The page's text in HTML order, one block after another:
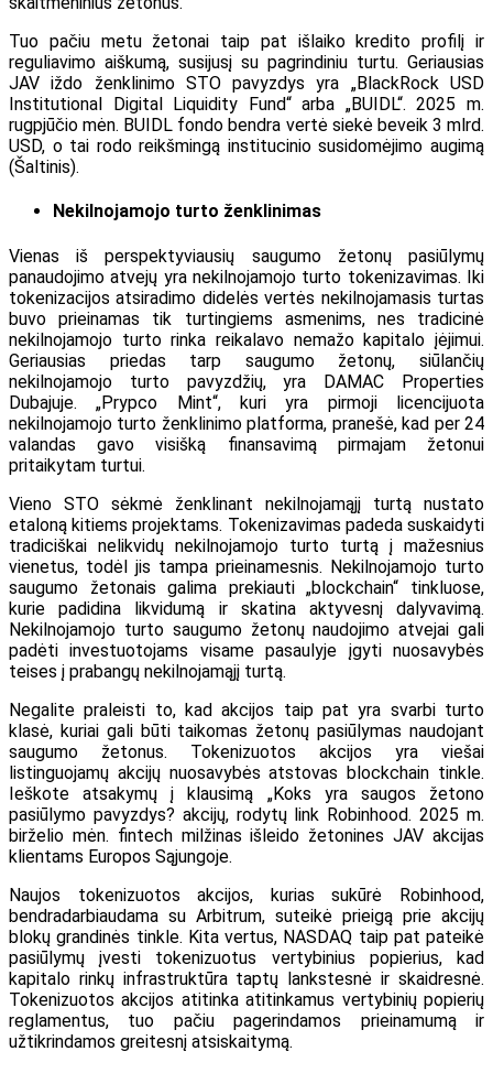
Tuo pačiu metu žetonai taip pat išlaiko kredito profilį ir
reguliavimo aiškumą, susijusį su pagrindiniu turtu. Geriausias
JAV iždo ženklinimo STO pavyzdys yra „BlackRock USD
Institutional Digital Liquidity Fund“ arba „BUIDL“. 2025 m.
rugpjūčio mėn. BUIDL fondo bendra vertė siekė beveik 3 mlrd.
USD, o tai rodo reikšmingą institucinio susidomėjimo augimą
(Šaltinis).
Nekilnojamojo turto ženklinimas
Vienas iš perspektyviausių saugumo žetonų pasiūlymų
panaudojimo atvejų yra nekilnojamojo turto tokenizavimas. Iki
tokenizacijos atsiradimo didelės vertės nekilnojamasis turtas
buvo prieinamas tik turtingiems asmenims, nes tradicinė
nekilnojamojo turto rinka reikalavo nemažo kapitalo įėjimui.
Geriausias priedas tarp saugumo žetonų, siūlančių
nekilnojamojo turto pavyzdžių, yra DAMAC Properties
Dubajuje. „Prypco Mint“, kuri yra pirmoji licencijuota
nekilnojamojo turto ženklinimo platforma, pranešė, kad per 24
valandas gavo visišką finansavimą pirmajam žetonui
pritaikytam turtui.
Vieno STO sėkmė ženklinant nekilnojamąjį turtą nustato
etaloną kitiems projektams. Tokenizavimas padeda suskaidyti
tradiciškai nelikvidų nekilnojamojo turto turtą į mažesnius
vienetus, todėl jis tampa prieinamesnis. Nekilnojamojo turto
saugumo žetonais galima prekiauti „blockchain“ tinkluose,
kurie padidina likvidumą ir skatina aktyvesnį dalyvavimą.
Nekilnojamojo turto saugumo žetonų naudojimo atvejai gali
padėti investuotojams visame pasaulyje įgyti nuosavybės
teises į prabangų nekilnojamąjį turtą.
Negalite praleisti to, kad akcijos taip pat yra svarbi turto
klasė, kuriai gali būti taikomas žetonų pasiūlymas naudojant
saugumo žetonus. Tokenizuotos akcijos yra viešai
listinguojamų akcijų nuosavybės atstovas blockchain tinkle.
Ieškote atsakymų į klausimą „Koks yra saugos žetono
pasiūlymo pavyzdys? akcijų, rodytų link Robinhood. 2025 m.
birželio mėn. fintech milžinas išleido žetonines JAV akcijas
klientams Europos Sąjungoje.
Naujos tokenizuotos akcijos, kurias sukūrė Robinhood,
bendradarbiaudama su Arbitrum, suteikė prieigą prie akcijų
blokų grandinės tinkle. Kita vertus, NASDAQ taip pat pateikė
pasiūlymų įvesti tokenizuotus vertybinius popierius, kad
kapitalo rinkų infrastruktūra taptų lankstesnė ir skaidresnė.
Tokenizuotos akcijos atitinka atitinkamus vertybinių popierių
reglamentus, tuo pačiu pagerindamos prieinamumą ir
užtikrindamos greitesnį atsiskaitymą.